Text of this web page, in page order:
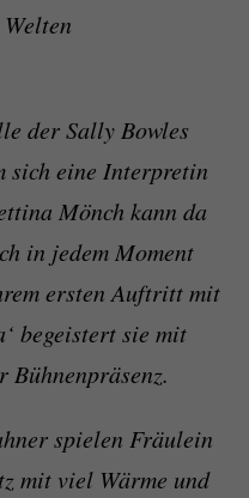
der Sally Bowles
sich eine Interpretin
Mönch kann da
in jedem Moment
ersten Auftritt mit
begeistert sie mit
Bühnenpräsenz.
spielen Fräulein
mit viel Wärme und